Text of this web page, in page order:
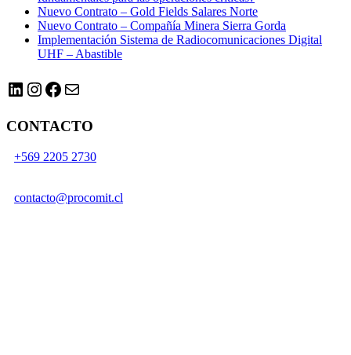
Nuevo Contrato – Gold Fields Salares Norte
Nuevo Contrato – Compañía Minera Sierra Gorda
Implementación Sistema de Radiocomunicaciones Digital
UHF – Abastible
LinkedIn
Instagram
Facebook
Correo electrónico
CONTACTO
+569 2205 2730
contacto@procomit.cl